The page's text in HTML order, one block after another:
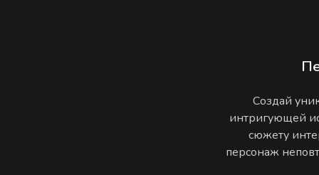
Создай
интригующей
сюжету
персонаж